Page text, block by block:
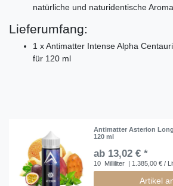
natürliche und naturidentische
Lieferumfang:
1 x Antimatter Intense Alpha
für 120 ml
Antimatter Asterion
120 ml
ab 13,02 € *
10 Milliliter | 1.385,00 € /
Artikel